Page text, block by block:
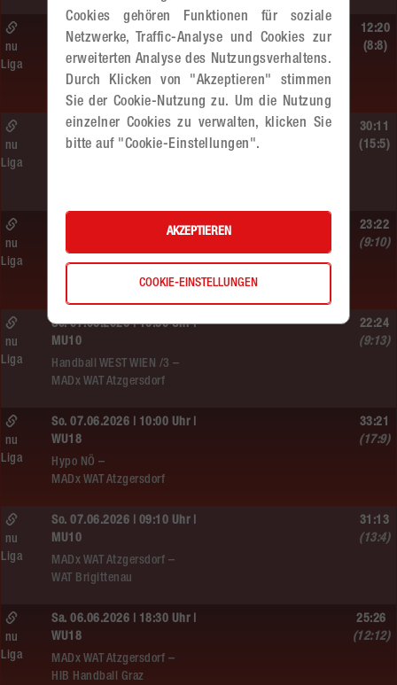
Sa. 13.06.2026 | 14:30 Uhr |
MADx WAT Atzgersdorf
nu
Liga
12:20
(8:8)
Sa. 13.06.2026 | 10:50 Uhr |
WU12
nu
Liga
30:11
(15:5)
So. 07.06.2026 | 14:30 Uhr |
MADx WAT Atzgersdorf –
HIB Handball Graz
nu
Liga
23:22
(9:10)
So. 07.06.2026 | 10:50 Uhr |
MU10
Handball WEST WIEN /3 –
MADx WAT Atzgersdorf
nu
Liga
22:24
(9:13)
So. 07.06.2026 | 10:00 Uhr |
WU18
Hypo NÖ –
MADx WAT Atzgersdorf
nu
Liga
33:21
(17:9)
So. 07.06.2026 | 09:10 Uhr |
MU10
MADx WAT Atzgersdorf –
WAT Brigittenau
nu
Liga
31:13
(13:4)
Sa. 06.06.2026 | 18:30 Uhr |
WU18
MADx WAT Atzgersdorf –
HIB Handball Graz
nu
Liga
25:26
(12:12)
Cookies gehören Funktionen für soziale
Netzwerke, Traffic-Analyse und Cookies zur
erweiterten Analyse des Nutzungsverhaltens.
Durch Klicken von "Akzeptieren" stimmen
Sie der Cookie-Nutzung zu. Um die Nutzung
einzelner Cookies zu verwalten, klicken Sie
bitte auf "Cookie-Einstellungen".
AKZEPTIEREN
COOKIE-EINSTELLUNGEN